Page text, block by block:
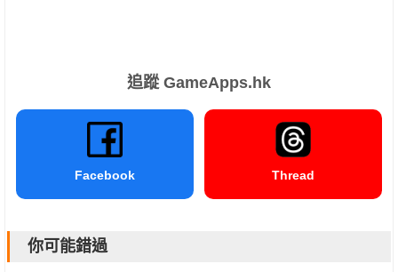
追蹤 GameApps.hk
Facebook Thread
你可能錯過